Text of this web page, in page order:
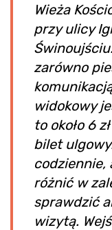
Wieża
przy ulicy
zarówno
widokowy
to około 6
bilet
codziennie,
różnić w
sprawdzić
wizytą.